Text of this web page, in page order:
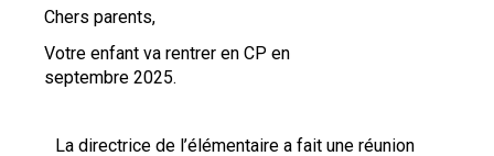
Chers parents,
Votre enfant va rentrer en CP en
septembre 2025.
La directrice de l’élémentaire a fait une réunion